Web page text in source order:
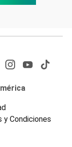
y Condiciones